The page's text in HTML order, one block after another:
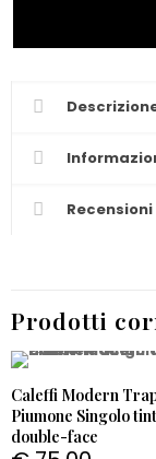
Recensioni
Prodotti
Caleffi Modern
Piumone Singolo
double-face